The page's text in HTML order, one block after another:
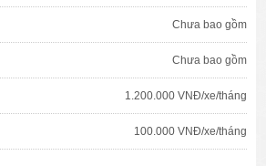
Chưa bao gồm
Chưa bao gồm
1.200.000 VNĐ/xe/tháng
100.000 VNĐ/xe/tháng